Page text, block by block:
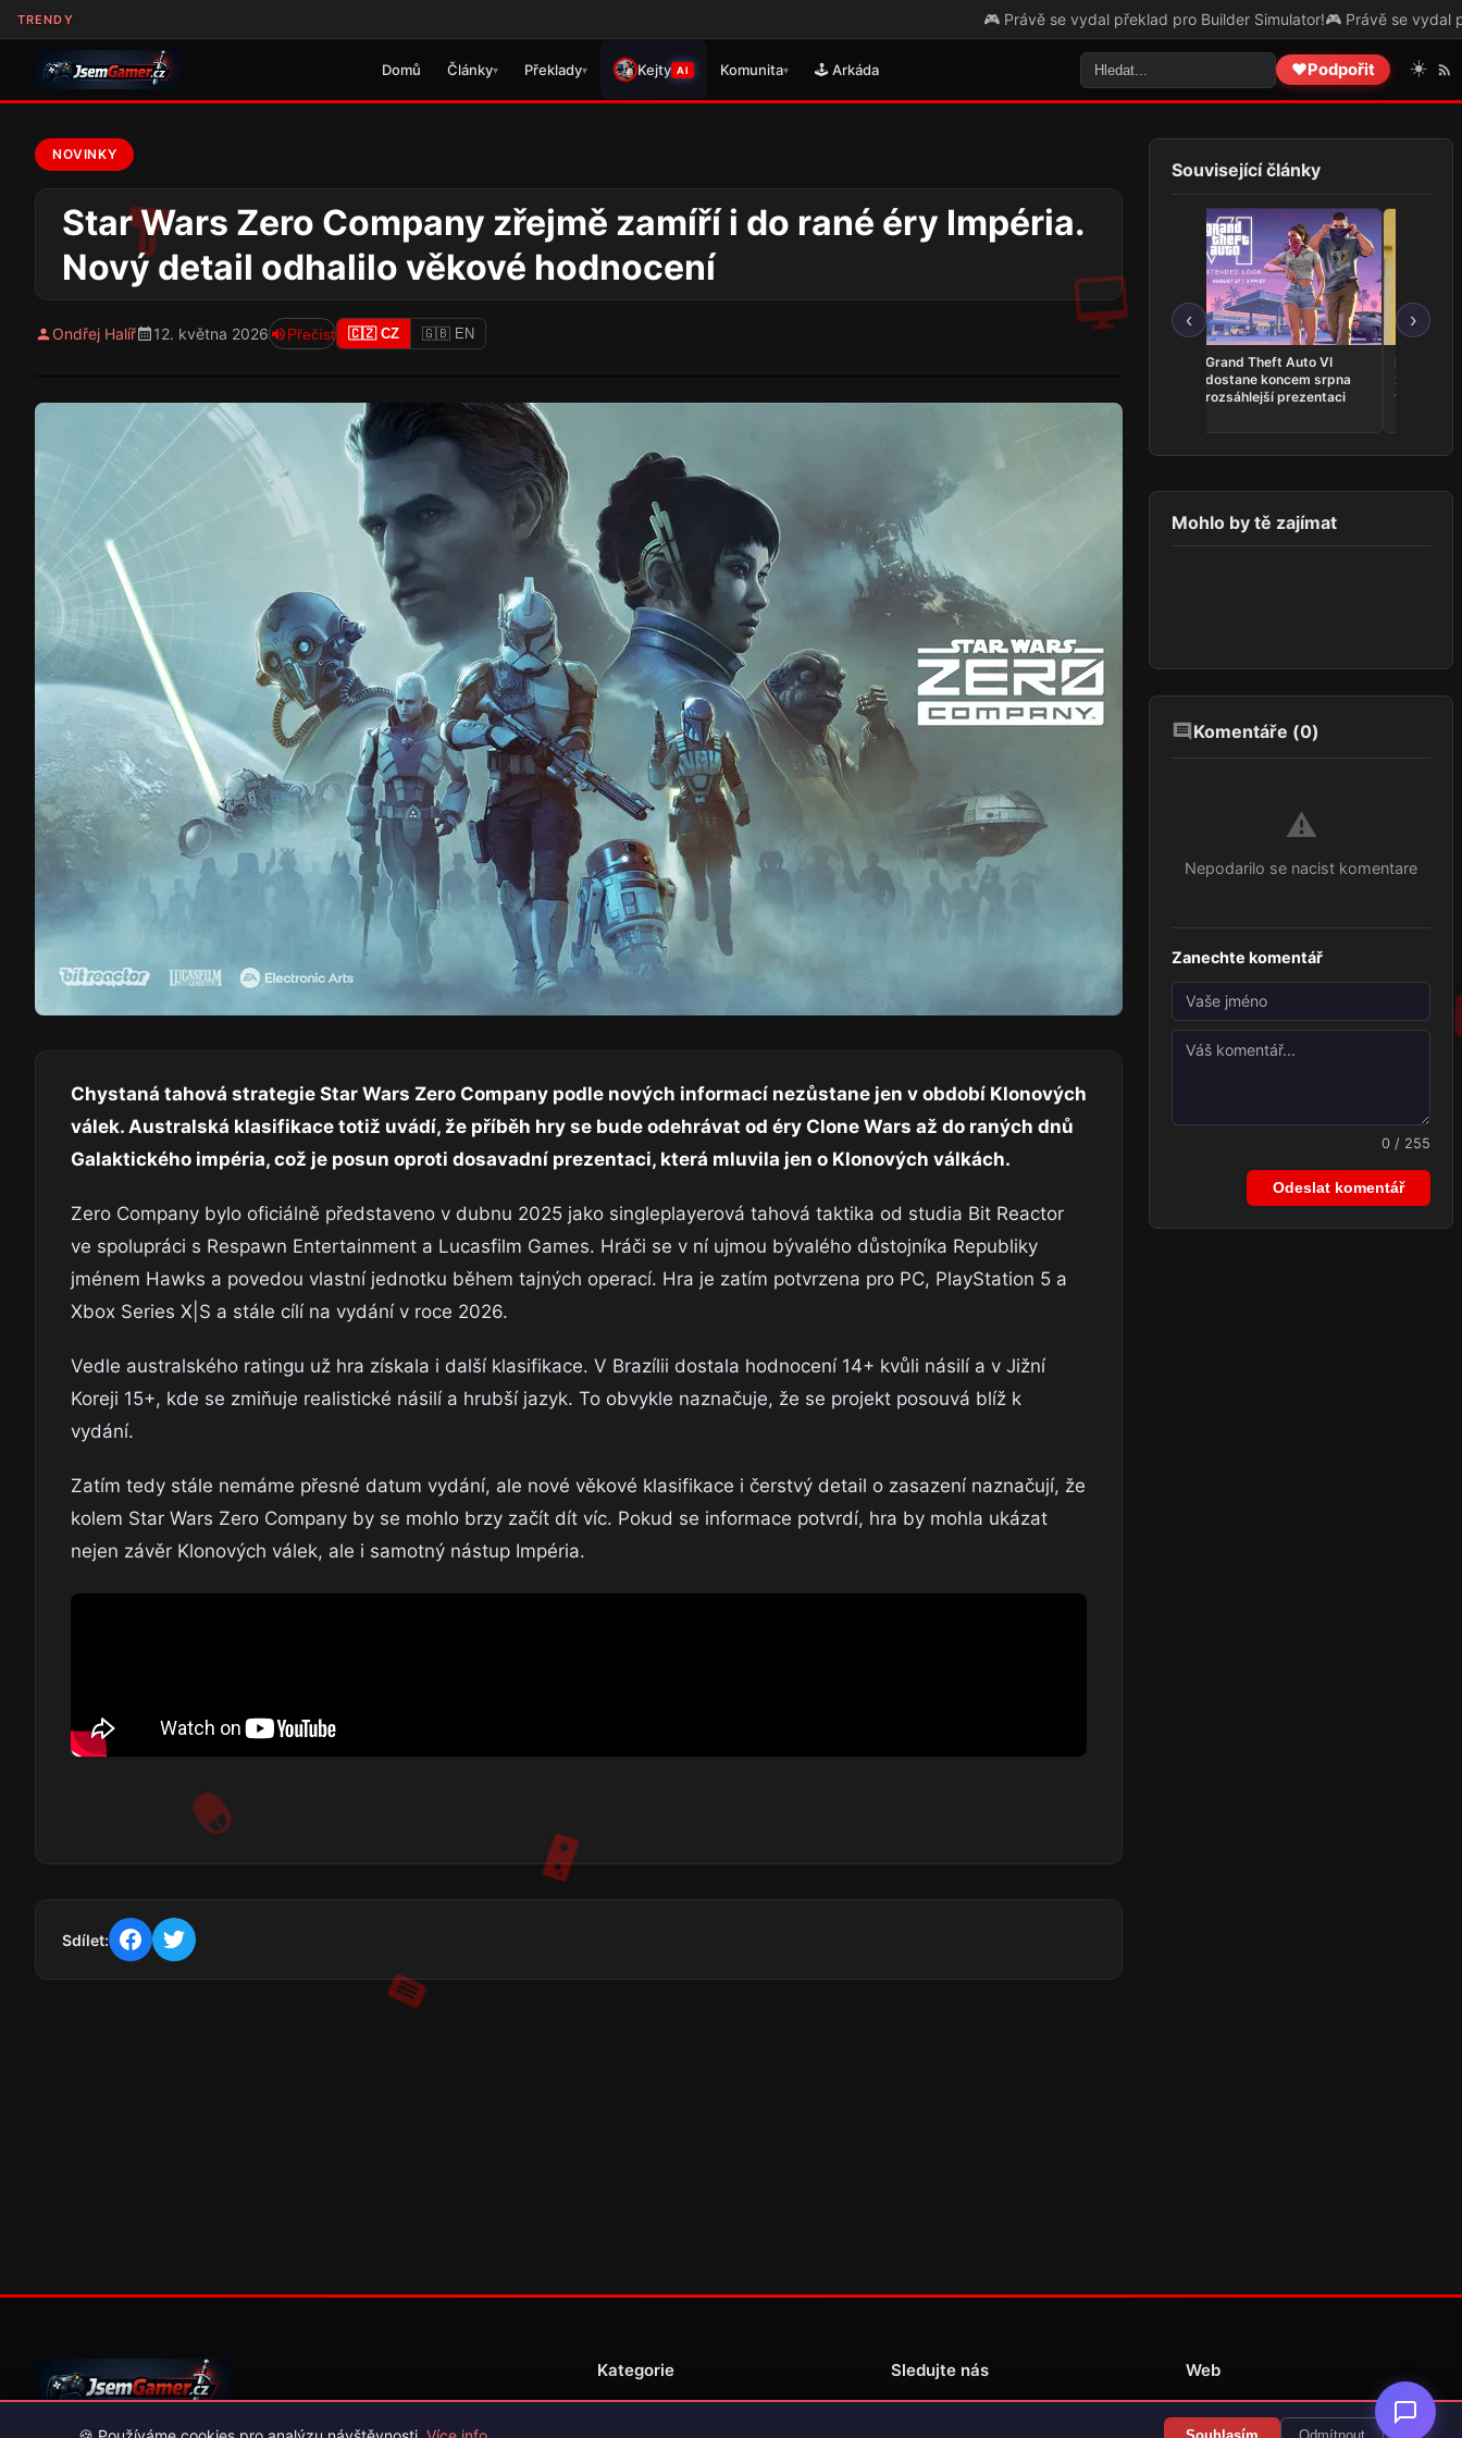
TRENDY 🎮 Právě se vydal překlad pro Builder Simulator!🎮 Právě se vydal překlad
Domů Články▾ Překlady▾ Kejty AI Komunita▾ 🕹️ Arkáda ❤️Podpořit ☀️
NOVINKY
Star Wars Zero Company zřejmě zamíří i do rané éry Impéria.
Nový detail odhalilo věkové hodnocení
Ondřej Halíř 12. května 2026 Přečíst 🇨🇿 CZ 🇬🇧 EN
Chystaná tahová strategie Star Wars Zero Company podle nových informací nezůstane jen v období Klonových
válek. Australská klasifikace totiž uvádí, že příběh hry se bude odehrávat od éry Clone Wars až do raných dnů
Galaktického impéria, což je posun oproti dosavadní prezentaci, která mluvila jen o Klonových válkách.
Zero Company bylo oficiálně představeno v dubnu 2025 jako singleplayerová tahová taktika od studia Bit Reactor
ve spolupráci s Respawn Entertainment a Lucasfilm Games. Hráči se v ní ujmou bývalého důstojníka Republiky
jménem Hawks a povedou vlastní jednotku během tajných operací. Hra je zatím potvrzena pro PC, PlayStation 5 a
Xbox Series X|S a stále cílí na vydání v roce 2026.
Vedle australského ratingu už hra získala i další klasifikace. V Brazílii dostala hodnocení 14+ kvůli násilí a v Jižní
Koreji 15+, kde se zmiňuje realistické násilí a hrubší jazyk. To obvykle naznačuje, že se projekt posouvá blíž k
vydání.
Zatím tedy stále nemáme přesné datum vydání, ale nové věkové klasifikace i čerstvý detail o zasazení naznačují, že
kolem Star Wars Zero Company by se mohlo brzy začít dít víc. Pokud se informace potvrdí, hra by mohla ukázat
nejen závěr Klonových válek, ale i samotný nástup Impéria.
Sdílet:
Související články
‹
Grand Theft Auto VI
dostane koncem srpna
rozsáhlejší prezentaci
z
vlastní
›
Mohlo by tě zajímat
Komentáře (0)
⚠️
Nepodarilo se nacist komentare
Zanechte komentář
0 / 255
Odeslat komentář
Kategorie Sledujte nás Web